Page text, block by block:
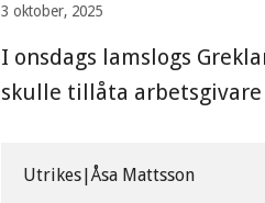
3 oktober, 2025
I onsdags lamslogs
skulle tillåta
Utrikes|Åsa Mattsson